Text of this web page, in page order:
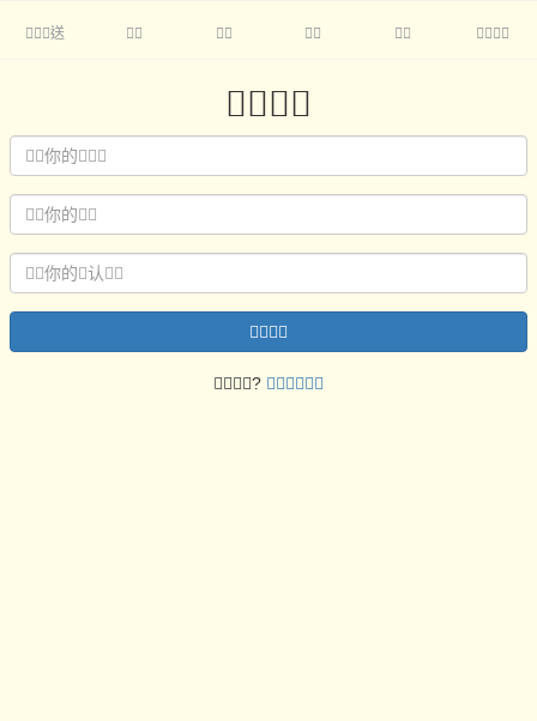
送     


? 